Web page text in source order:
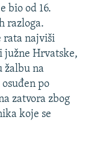
bio od 16.
razloga.
rata najviši
južne Hrvatske,
žalbu na
po
zatvora zbog
koje se